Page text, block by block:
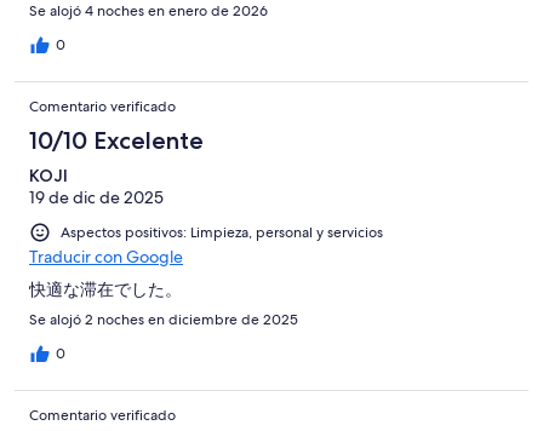
Se alojó 4 noches en enero de 2026
0
Comentario verificado
10/10 Excelente
KOJI
19 de dic de 2025
Aspectos positivos: Limpieza, personal y servicios
Traducir con Google
快適な滞在でした。
Se alojó 2 noches en diciembre de 2025
0
Comentario verificado